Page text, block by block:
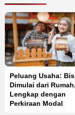
Peluang Usaha:
Dimulai dari Rumah,
Lengkap dengan
Perkiraan Modal